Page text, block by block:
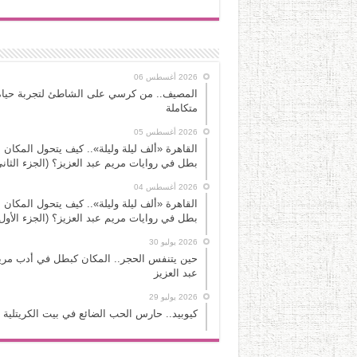
2026 أغسطس 06
المصيف.. من كرسي على الشاطئ لتجربة
متكاملة
2026 أغسطس 05
القاهرة «ألف ليلة وليلة».. كيف يتحول المكان
بطل في روايات مريم عبد العزيز؟ (الجزء
2026 أغسطس 04
القاهرة «ألف ليلة وليلة».. كيف يتحول المكان
بطل في روايات مريم عبد العزيز؟ (الجزء
2026 يوليو 30
حين يتنفس الحجر.. المكان كبطل في أدب
عبد العزيز
2026 يوليو 29
كيوبيد.. حارس الحب الضائع في بيت الكريتلية